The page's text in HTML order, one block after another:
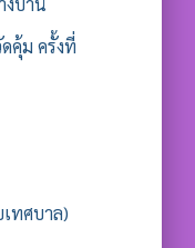
คุ้ม ครั้งที่
ทศบาล)